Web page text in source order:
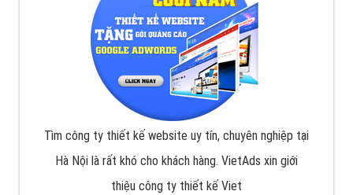
Tìm công ty thiết kế website uy tín, chuyên nghiệp tại
Hà Nội là rất khó cho khách hàng. VietAds xin giới
thiệu công ty thiết kế Viet